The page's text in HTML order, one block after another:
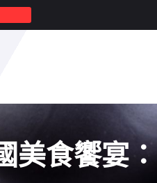
美食饗宴